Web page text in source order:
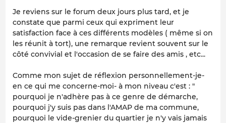
Je reviens sur le forum deux jours plus tard, et je
constate que parmi ceux qui expriment leur
satisfaction face à ces différents modèles ( même si on
les réunit à tort), une remarque revient souvent sur le
côté convivial et l'occasion de se faire des amis , etc...
Comme mon sujet de réflexion personnellement-je-
en ce qui me concerne-moi- à mon niveau c'est : "
pourquoi je n'adhère pas à ce genre de démarche,
pourquoi j'y suis pas dans l'AMAP de ma commune,
pourquoi le vide-grenier du quartier je n'y vais jamais